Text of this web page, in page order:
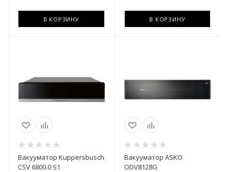
В КОРЗИНУ В КОРЗИНУ
Вакууматор Kuppersbusch
CSV 6800.0 S1
Вакууматор ASKO
ODV8128G